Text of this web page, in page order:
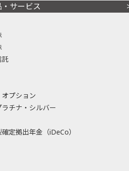
サービス
託
プション
ラチナ・シルバー
定拠出年金（iDeCo）